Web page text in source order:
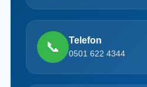
📞 Telefon
0501 622 4344